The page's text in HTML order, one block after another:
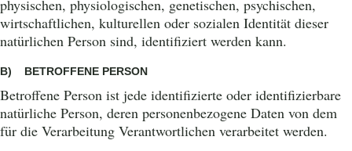
physischen, physiologischen, genetischen, psychischen,
wirtschaftlichen, kulturellen oder sozialen Identität dieser
natürlichen Person sind, identifiziert werden kann.
B) BETROFFENE PERSON
Betroffene Person ist jede identifizierte oder identifizierbare
natürliche Person, deren personenbezogene Daten von dem
für die Verarbeitung Verantwortlichen verarbeitet werden.